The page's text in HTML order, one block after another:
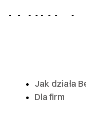
Jak działa
Dla firm
dzięki której